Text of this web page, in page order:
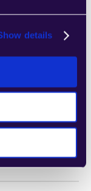
details
Dhabi, Dubai)